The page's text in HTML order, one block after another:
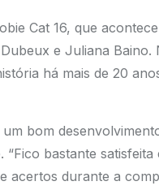
Cat 16, que
e Juliana
há mais de 20
bom
bastante
acertos durante a